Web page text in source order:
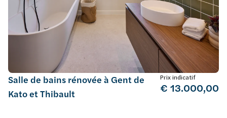
Salle de bains rénovée à Gent de
Kato et Thibault
Prix indicatif
€ 13.000,00